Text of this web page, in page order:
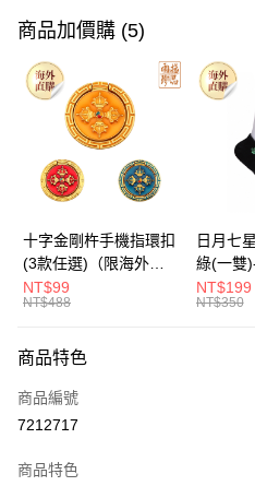
信用卡一次付款
Apple Pay
運送方式
海外國際空運
商品加價購 (5)
十字金剛杵手機指環扣
(3款任選)（限海外直
購）Ring Holder
NT$99
NT$488
日月七
綠(一雙
船型（
Socks
NT$199
NT$350
商品特色
商品編號
7212717
商品特色